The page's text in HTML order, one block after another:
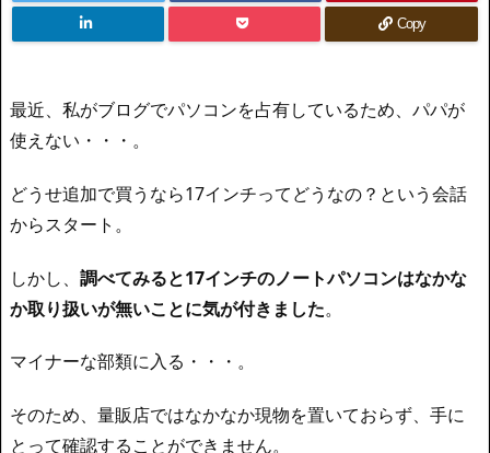
Copy
最近、私がブログでパソコンを占有しているため、パパが
使えない・・・。
どうせ追加で買うなら17インチってどうなの？という会話
からスタート。
しかし、 調べてみると17インチのノートパソコンはなかな
か取り扱いが無いことに気が付きました。
マイナーな部類に入る・・・。
そのため、量販店ではなかなか現物を置いておらず、手に
とって確認することができません。